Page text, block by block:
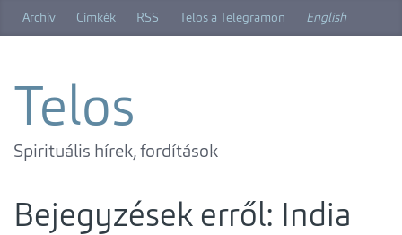
Archív Címkék RSS Telos a Telegramon English
Telos
Spirituális hírek, fordítások
Bejegyzések erről: India